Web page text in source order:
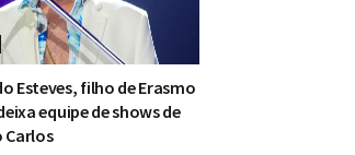
Esteves, filho de Erasmo
equipe de shows de
Carlos